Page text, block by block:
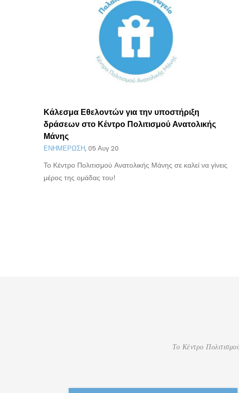
Κάλεσμα Εθελοντών για την υποστήριξη
δράσεων στο Κέντρο Πολιτισμού Ανατολικής
Μάνης
ΕΝΗΜΕΡΩΣΗ, 05 Αυγ 20
Το Κέντρο Πολιτισμού Ανατολικής Μάνης σε καλεί να γίνεις
μέρος της ομάδας του!
Το Κέντρο